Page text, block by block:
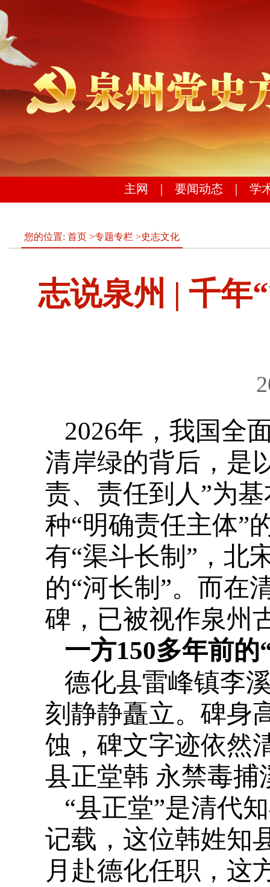
主网 要闻动态 学
您的位置: 首页 >专题专栏 >史志文化
志说泉州 | 千年
2026年，我国全
清岸绿的背后，是
责、责任到人”为
种“明确责任主体
有“渠斗长制”，北
的“河长制”。而在
碑，已被视作泉州
一方150多年前的
德化县雷峰镇李
刻静静矗立。碑身
蚀，碑文字迹依然
县正堂韩 永禁毒捕
“县正堂”是清代
记载，这位韩姓知
月赴德化任职，这